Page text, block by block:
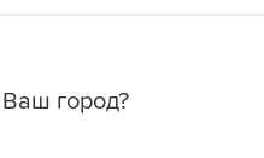
Ваш город?